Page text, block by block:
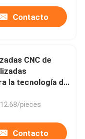
Contacto
CNC de
la tecnología de
pieces
Contacto